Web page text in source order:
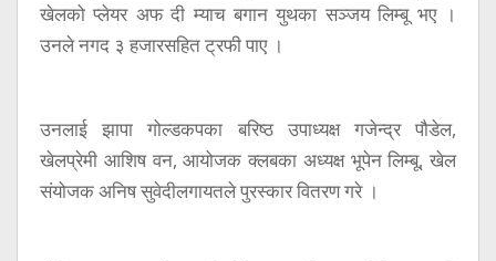
खेलको प्लेयर अफ दी म्याच बगान युथका सञ्जय लिम्बू भए ।
उनले नगद ३ हजारसहित ट्रफी पाए ।
उनलाई झापा गोल्डकपका बरिष्ठ उपाध्यक्ष गजेन्द्र पौडेल,
खेलप्रेमी आशिष वन, आयोजक क्लबका अध्यक्ष भूपेन लिम्बू, खेल
संयोजक अनिष सुवेदीलगायतले पुरस्कार वितरण गरे ।